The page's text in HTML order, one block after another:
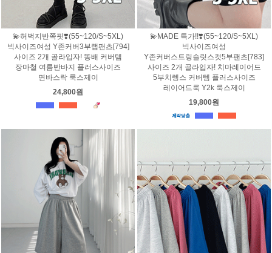
💫허벅지반쪽핏❣️(55~120/S~5XL)
빅사이즈여성 Y존커버3부랩팬츠[794]
사이즈 2개 골라입자! 똥배 커버템
장마철 여름반바지 플러스사이즈
면바스락 룩스제이
24,800원
💫MADE 특가!!❣️(55~120/S~5XL)
빅사이즈여성
Y존커버스트링슬릿스컷5부팬츠[783]
사이즈 2개 골라입자! 치마레이어드
5부치렝스 커버템 플러스사이즈
레이어드룩 Y2k 룩스제이
19,800원